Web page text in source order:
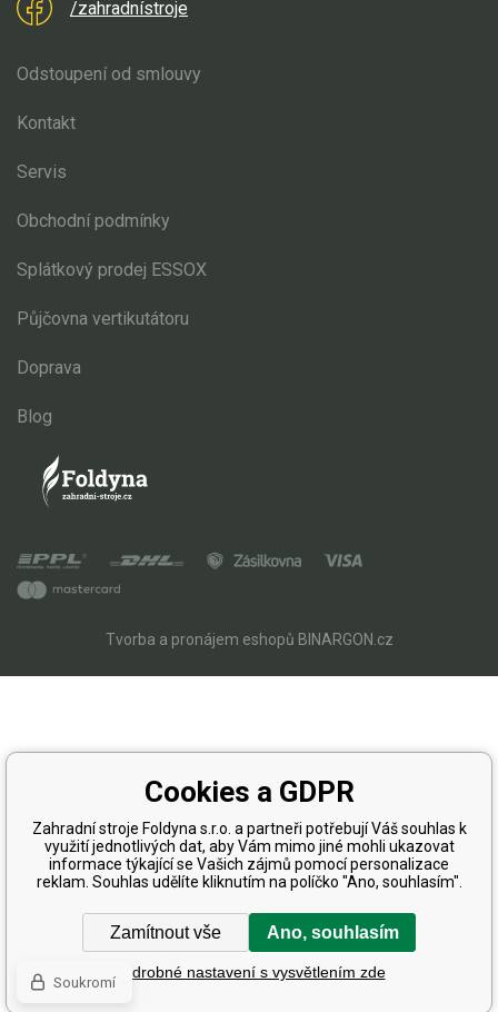
/zahradnístroje
Odstoupení od smlouvy
Kontakt
Servis
Obchodní podmínky
Splátkový prodej ESSOX
Půjčovna vertikutátoru
Doprava
Blog
Tvorba a pronájem eshopů BINARGON.cz
Cookies a GDPR
Zahradní stroje Foldyna s.r.o. a partneři potřebují Váš souhlas k
využití jednotlivých dat, aby Vám mimo jiné mohli ukazovat
informace týkající se Vašich zájmů pomocí personalizace
reklam. Souhlas udělíte kliknutím na políčko "Ano, souhlasím".
Zamítnout vše Ano, souhlasím
Podrobné nastavení s vysvětlením zde
Soukromí